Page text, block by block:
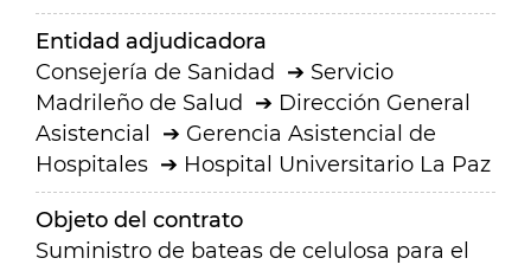
Entidad adjudicadora
Consejería de Sanidad
Servicio
Madrileño de Salud
Dirección General
Asistencial
Gerencia Asistencial de
Hospitales
Hospital Universitario La Paz
Objeto del contrato
Suministro de bateas de celulosa para el